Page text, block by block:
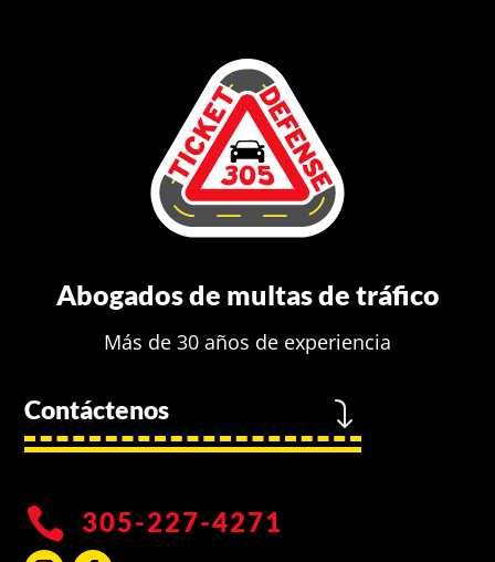
Abogados de multas de tráfico
Más de 30 años de experiencia
J
Contáctenos
 305-227-4271